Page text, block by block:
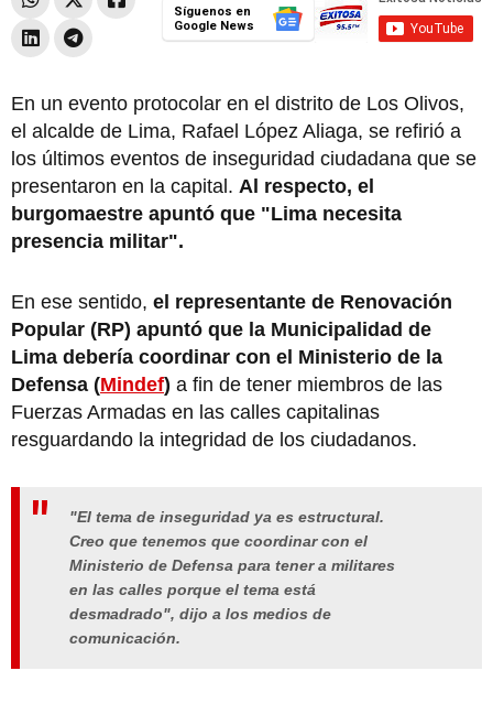
Síguenos en
Google News
En un evento protocolar en el distrito de Los Olivos,
el alcalde de Lima, Rafael López Aliaga, se refirió a
los últimos eventos de inseguridad ciudadana que se
presentaron en la capital. Al respecto, el
burgomaestre apuntó que "Lima necesita
presencia militar".
En ese sentido, el representante de Renovación
Popular (RP) apuntó que la Municipalidad de
Lima debería coordinar con el Ministerio de la
Defensa (Mindef) a fin de tener miembros de las
Fuerzas Armadas en las calles capitalinas
resguardando la integridad de los ciudadanos.
"El tema de inseguridad ya es estructural.
Creo que tenemos que coordinar con el
Ministerio de Defensa para tener a militares
en las calles porque el tema está
desmadrado", dijo a los medios de
comunicación.